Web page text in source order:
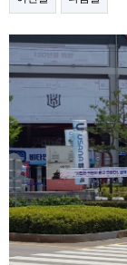
본문